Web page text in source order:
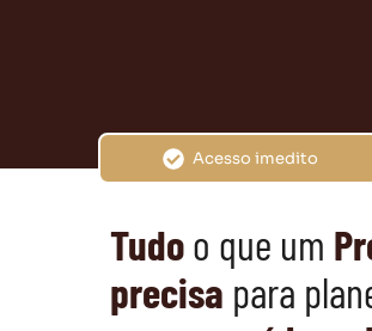
Acesso imedito
Tudoo que um
precisa para